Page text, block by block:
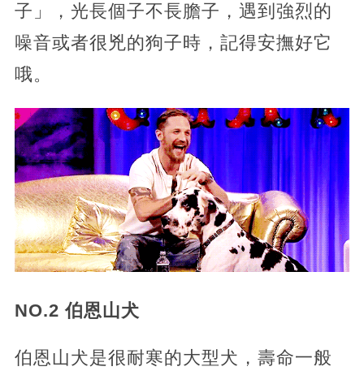
子」，光長個子不長膽子，遇到強烈的
噪音或者很兇的狗子時，記得安撫好它
哦。
NO.2 伯恩山犬
伯恩山犬是很耐寒的大型犬，壽命一般